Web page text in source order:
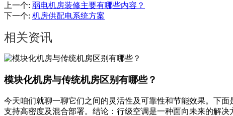
上一个: 弱电机房装修主要有哪些内容？
下一个: 机房供配电系统方案
相关资讯
模块化机房与传统机房区别有哪些？
今天咱们就聊一聊它们之间的灵活性及可靠性和节能效果。下
支持高密度及混合部署。结论：行级空调是一种面向未来的解